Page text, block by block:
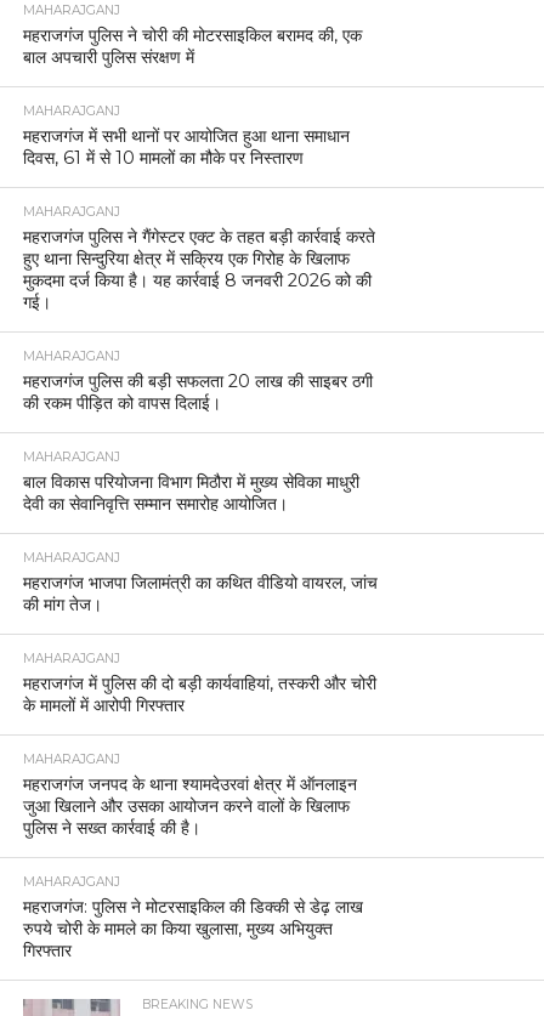
MAHARAJGANJ
महराजगंज पुलिस ने चोरी की मोटरसाइकिल बरामद की, एक
बाल अपचारी पुलिस संरक्षण में
MAHARAJGANJ
महराजगंज में सभी थानों पर आयोजित हुआ थाना समाधान
दिवस, 61 में से 10 मामलों का मौके पर निस्तारण
MAHARAJGANJ
महराजगंज पुलिस ने गैंगेस्टर एक्ट के तहत बड़ी कार्रवाई करते
हुए थाना सिन्दुरिया क्षेत्र में सक्रिय एक गिरोह के खिलाफ
मुकदमा दर्ज किया है। यह कार्रवाई 8 जनवरी 2026 को की
गई।
MAHARAJGANJ
महराजगंज पुलिस की बड़ी सफलता 20 लाख की साइबर ठगी
की रकम पीड़ित को वापस दिलाई।
MAHARAJGANJ
बाल विकास परियोजना विभाग मिठौरा में मुख्य सेविका माधुरी
देवी का सेवानिवृत्ति सम्मान समारोह आयोजित।
MAHARAJGANJ
महराजगंज भाजपा जिलामंत्री का कथित वीडियो वायरल, जांच
की मांग तेज।
MAHARAJGANJ
महराजगंज में पुलिस की दो बड़ी कार्यवाहियां, तस्करी और चोरी
के मामलों में आरोपी गिरफ्तार
MAHARAJGANJ
महराजगंज जनपद के थाना श्यामदेउरवां क्षेत्र में ऑनलाइन
जुआ खिलाने और उसका आयोजन करने वालों के खिलाफ
पुलिस ने सख्त कार्रवाई की है।
MAHARAJGANJ
महराजगंज: पुलिस ने मोटरसाइकिल की डिक्की से डेढ़ लाख
रुपये चोरी के मामले का किया खुलासा, मुख्य अभियुक्त
गिरफ्तार
BREAKING NEWS